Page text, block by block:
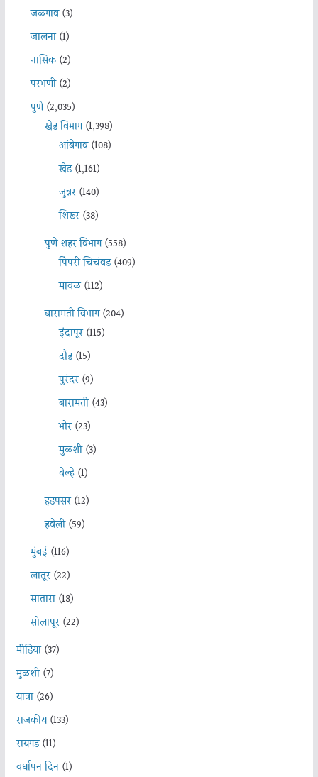
जळगाव(3)
जालना(1)
नासिक(2)
परभणी(2)
पुणे(2,035)
खेड विभाग(1,398)
आंबेगाव(108)
खेड(1,161)
जुन्नर(140)
शिरूर(38)
पुणे शहर विभाग(558)
पिंपरी चिचंवड(409)
मावळ(112)
बारामती विभाग(204)
इंदापूर(115)
दौंड(15)
पुरंदर(9)
बारामती(43)
भोर(23)
मुळशी(3)
वेल्हे(1)
हडपसर(12)
हवेली(59)
मुंबई(116)
लातूर(22)
सातारा(18)
सोलापूर(22)
मीडिया(37)
मुळशी(7)
यात्रा(26)
राजकीय(133)
रायगड(11)
वर्धापन दिन(1)